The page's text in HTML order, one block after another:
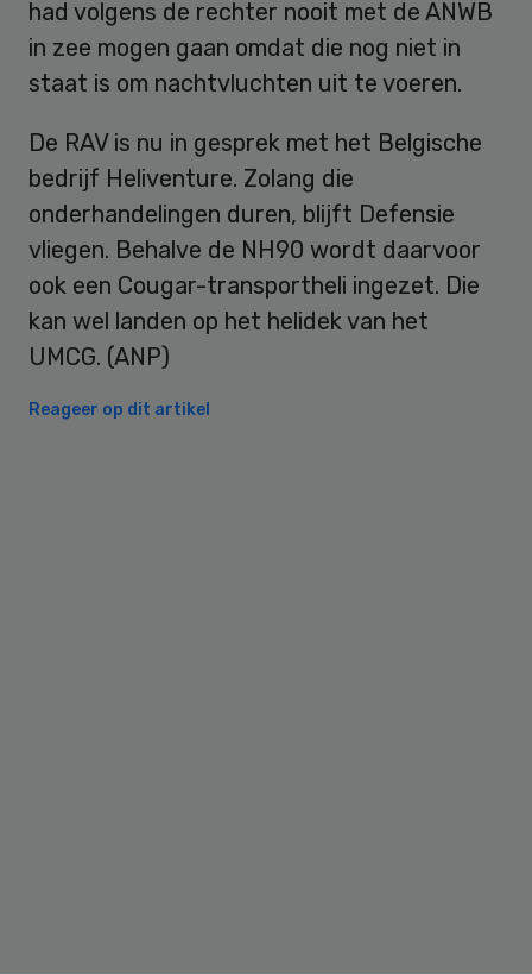
had volgens de rechter nooit met de ANWB
in zee mogen gaan omdat die nog niet in
staat is om nachtvluchten uit te voeren.
De RAV is nu in gesprek met het Belgische
bedrijf Heliventure. Zolang die
onderhandelingen duren, blijft Defensie
vliegen. Behalve de NH90 wordt daarvoor
ook een Cougar-transportheli ingezet. Die
kan wel landen op het helidek van het
UMCG. (ANP)
Reageer op dit artikel